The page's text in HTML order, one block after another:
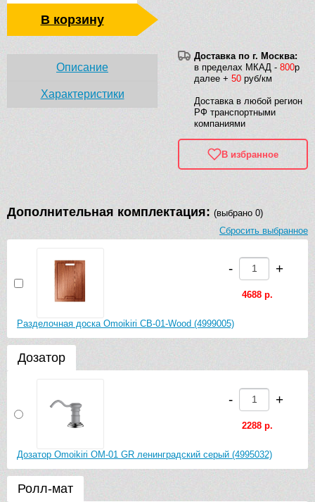
В корзину
Доставка по г. Москва:
в пределах МКАД - 800р
далее + 50 руб/км
Доставка в любой регион
РФ транспортными
компаниями
В избранное
Описание
Характеристики
Дополнительная комплектация: (выбрано 0)
Сбросить выбранное
Разделочная доска Omoikiri CB-01-Wood (4999005)
- +
4688 р.
Дозатор
Дозатор Omoikiri OM-01 GR ленинградский серый (4995032)
- +
2288 р.
Ролл-мат